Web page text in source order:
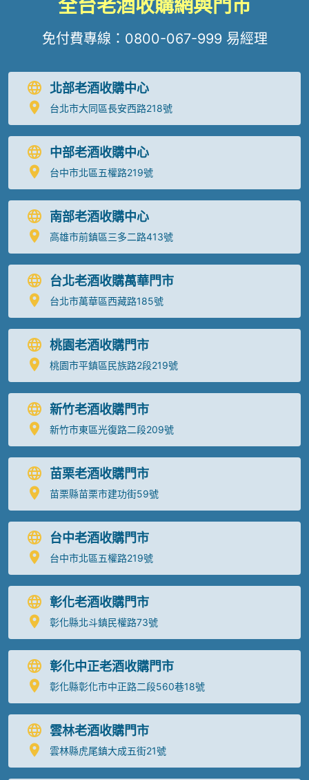
全台老酒收購網與門市
免付費專線： 0800-067-999易經理
北部老酒收購中心
台北市大同區長安西路218號
中部老酒收購中心
台中市北區五權路219號
南部老酒收購中心
高雄市前鎮區三多二路413號
台北老酒收購萬華門市
台北市萬華區西藏路185號
桃園老酒收購門市
桃園市平鎮區民族路2段219號
新竹老酒收購門市
新竹市東區光復路二段209號
苗栗老酒收購門市
苗栗縣苗栗市建功街59號
台中老酒收購門市
台中市北區五權路219號
彰化老酒收購門市
彰化縣北斗鎮民權路73號
彰化中正老酒收購門市
彰化縣彰化市中正路二段560巷18號
雲林老酒收購門市
雲林縣虎尾鎮大成五街21號